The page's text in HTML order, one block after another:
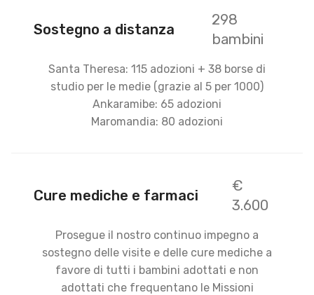
Sostegno a distanza
298
bambini
Santa Theresa: 115 adozioni + 38 borse di
studio per le medie (grazie al 5 per 1000)
Ankaramibe: 65 adozioni
Maromandia: 80 adozioni
Cure mediche e farmaci
€
3.600
Prosegue il nostro continuo impegno a
sostegno delle visite e delle cure mediche a
favore di tutti i bambini adottati e non
adottati che frequentano le Missioni